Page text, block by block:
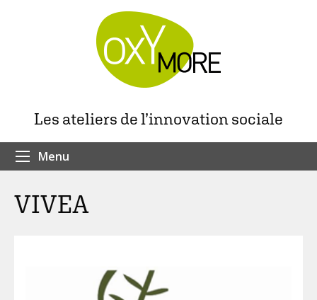
Les ateliers de l’innovation sociale
Menu
VIVEA